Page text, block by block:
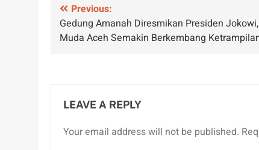
Post
navigation
Previous:
Gedung Amanah Diresmikan Presiden
Muda Aceh Semakin Berkembang
LEAVE A REPLY
Your email address will not be published.